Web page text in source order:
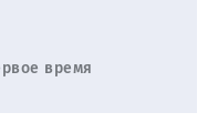
время